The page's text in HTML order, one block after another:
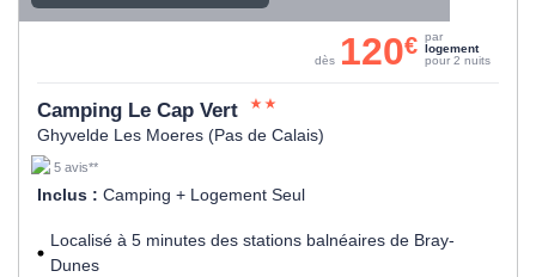
Camping Le Cap Vert
Ghyvelde Les Moeres (Pas de Calais)
5 avis**
Inclus : Camping + Logement Seul
Localisé à 5 minutes des stations balnéaires de Bray-
Dunes
dès 120€ par
logement
pour 2 nuits